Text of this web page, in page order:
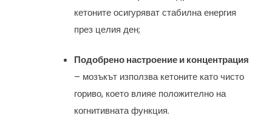
кетоните осигуряват стабилна енергия
през целия ден;
Подобрено настроение и концентрация
– мозъкът използва кетоните като чисто
гориво, което влияе положително на
когнитивната функция.